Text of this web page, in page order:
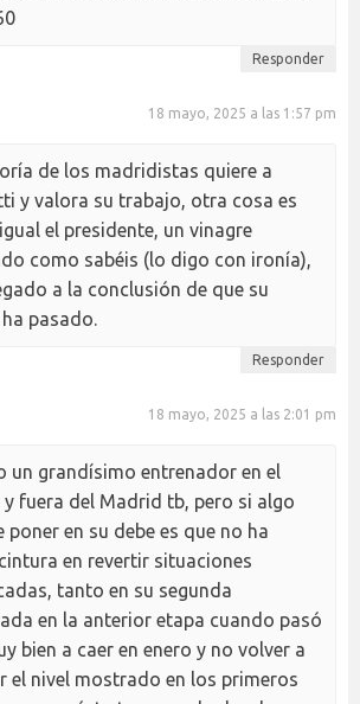
Responder
18 mayo, 2025 a las 1:57 pm
de los madridistas quiere a
y valora su trabajo, otra cosa es
el presidente, un vinagre
como sabéis (lo digo con ironía),
a la conclusión de que su
pasado.
Responder
18 mayo, 2025 a las 2:01 pm
un grandísimo entrenador en el
fuera del Madrid tb, pero si algo
poner en su debe es que no ha
en revertir situaciones
tanto en su segunda
en la anterior etapa cuando pasó
bien a caer en enero y no volver a
el nivel mostrado en los primeros